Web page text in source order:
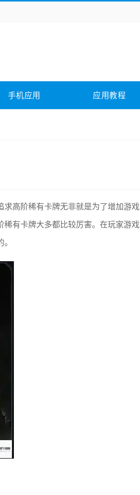
影音软件 插件下载
手机应用 应用教程
高阶稀有卡牌无非就是为了增加游戏
有卡牌大多都比较厉害。在玩家游戏